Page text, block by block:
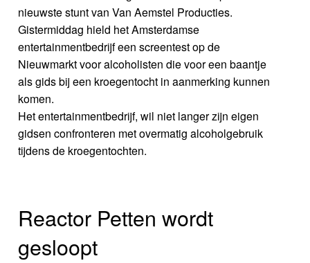
nieuwste stunt van Van Aemstel Producties.
Gistermiddag hield het Amsterdamse
entertainmentbedrijf een screentest op de
Nieuwmarkt voor alcoholisten die voor een baantje
als gids bij een kroegentocht in aanmerking kunnen
komen.
Het entertainmentbedrijf, wil niet langer zijn eigen
gidsen confronteren met overmatig alcoholgebruik
tijdens de kroegentochten.
Reactor Petten wordt
gesloopt